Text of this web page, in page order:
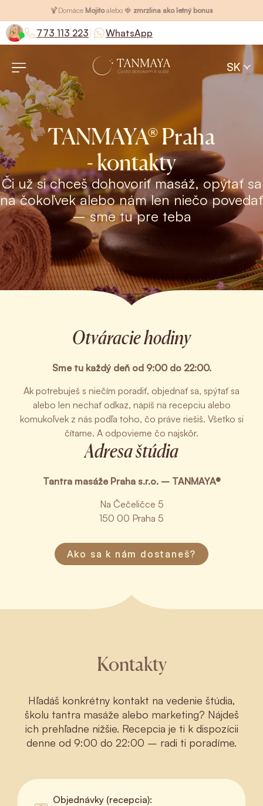
🍹Domáce Mojitoalebo 🍓 zmrzlina ako letný bonus
773 113 223 WhatsApp
SK
TANMAYA® Praha
- kontakty
Či už si chceš dohovoriť masáž, opýtať sa
na čokoľvek alebo nám len niečo povedať
– sme tu pre teba
Otváracie hodiny
Sme tu každý deň od 9:00 do 22:00.
Ak potrebuješ s niečím poradiť, objednať sa, spýtať sa
alebo len nechať odkaz, napíš na recepciu alebo
komukoľvek z nás podľa toho, čo práve riešiš. Všetko si
čítame. A odpovieme čo najskôr.
Adresa štúdia
Tantra masáže Praha s.r.o. – TANMAYA®
Na Čečeličce 5
150 00 Praha 5
Ako sa k nám dostaneš?
Kontakty
Hľadáš konkrétny kontakt na vedenie štúdia,
školu tantra masáže alebo marketing? Nájdeš
ich prehľadne nižšie. Recepcia je ti k dispozícii
denne od 9:00 do 22:00 – radi ti poradíme.
Objednávky (recepcia):